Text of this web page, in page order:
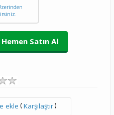
Hemen Satın Al
ekle (Karşılaştır)